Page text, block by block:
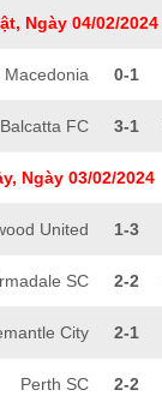
Ngày 04/02/2024
Macedonia 0-1
Balcatta FC 3-1
Ngày 03/02/2024
United 1-3
SC 2-2
City 2-1
Perth SC 2-2